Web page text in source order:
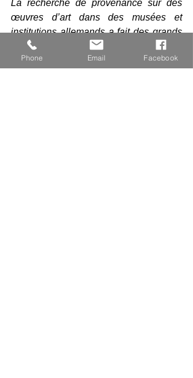
La recherche de provenance sur des
œuvres d’art dans des musées et
institutions allemands a fait des grands
progrès ces dernières années. La
Staatsbibliothek zu Berlin, héritière de
Phone Email Facebook